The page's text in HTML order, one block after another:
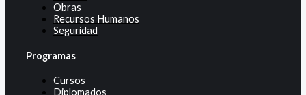
Obras
Recursos Humanos
Seguridad
Programas
Cursos
Diplomados